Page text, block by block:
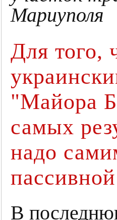
Мариуполя
Для того,
"Майора
самых
надо
В